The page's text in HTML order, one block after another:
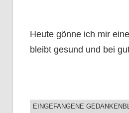
Heute gönne ich mir
bleibt gesund und bei
BUCHIGES
EINGEFANGENE